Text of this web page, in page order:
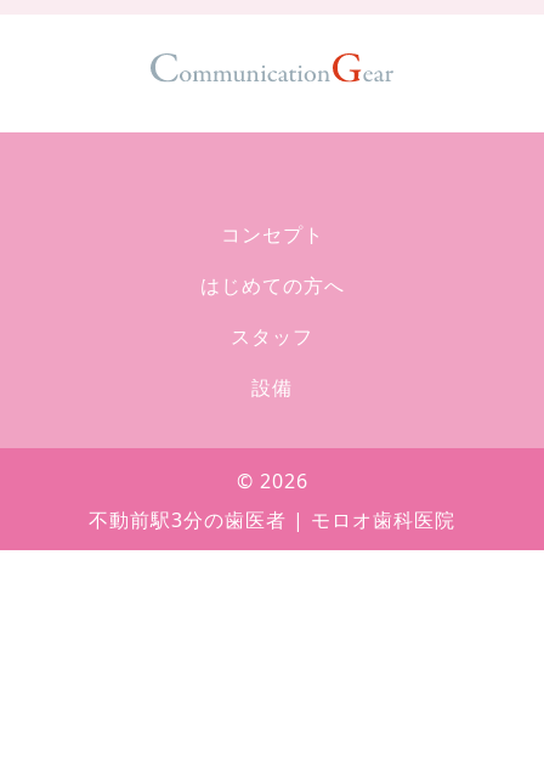
コンセプト
はじめての方へ
スタッフ
設備
© 2026
不動前駅3分の歯医者 | モロオ歯科医院